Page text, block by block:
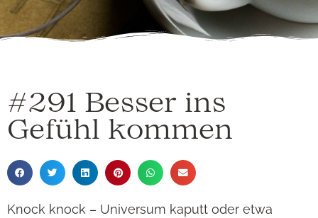
#291 Besser ins
Gefühl kommen
Knock knock – Universum kaputt oder etwa